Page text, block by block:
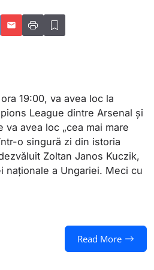
19:00, va avea loc la
League dintre Arsenal și
va avea loc „cea mai mare
o singură zi din istoria
Zoltan Janos Kuczik,
naționale a Ungariei. Meci cu
Read More